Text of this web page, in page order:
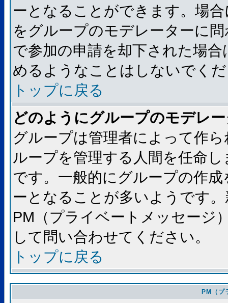
ーとなることができます。場
をグループのモデレーターに
で参加の申請を却下された場
めるようなことはしないでく
トップに戻る
どのようにグループのモデレ
グループは管理者によって作
ループを管理する人間を任命
です。一般的にグループの作
ーとなることが多いようです
PM（プライベートメッセージ
して問い合わせてください。
トップに戻る
PM（プ